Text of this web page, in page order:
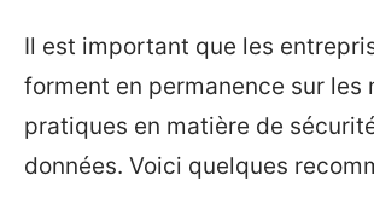
Il est important que les
forment en permanence sur les
pratiques en matière de
données. Voici quelques